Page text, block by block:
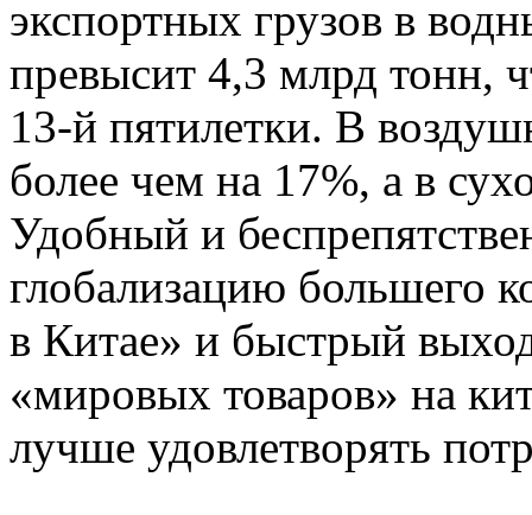
экспортных грузов в
превысит 4,3 млрд тонн,
13-й пятилетки. В
более чем на 17%, а в
Удобный и
глобализацию большего
в Китае» и быстрый
«мировых товаров» на
лучше удовлетворять